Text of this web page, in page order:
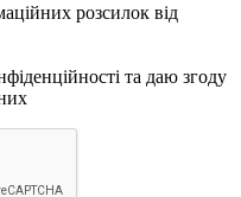
розсилок від
та даю згоду